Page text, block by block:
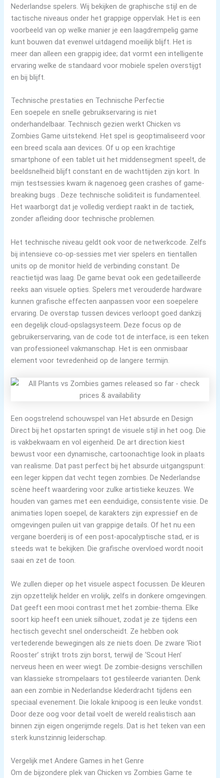
Nederlandse spelers. Wij bekijken de graphische stijl en de
tactische niveaus onder het grappige oppervlak. Het is een
voorbeeld van op welke manier je een laagdrempelig game
kunt bouwen dat evenwel uitdagend moeilijk blijft. Het is
meer dan alleen een grappig idee; dat vormt een intelligente
ervaring welke de standaard voor mobiele spelen overstijgt
en bij blijft.
Technische prestaties en Technische Perfectie
Een soepele en snelle gebruikservaring is niet
onderhandelbaar. Technisch gezien werkt Chicken vs
Zombies Game uitstekend. Het spel is geoptimaliseerd voor
een breed scala aan devices. Of u op een krachtige
smartphone of een tablet uit het middensegment speelt, de
beeldsnelheid blijft constant en de wachttijden zijn kort. In
mijn testsessies kwam ik nagenoeg geen crashes of game-
breaking bugs . Deze technische soliditeit is fundamenteel.
Het waarborgt dat je volledig verdiept raakt in de tactiek,
zonder afleiding door technische problemen.
Het technische niveau geldt ook voor de netwerkcode. Zelfs
bij intensieve co-op-sessies met vier spelers en tientallen
units op de monitor hield de verbinding constant. De
reactietijd was laag. De game bevat ook een gedetailleerde
reeks aan visuele opties. Spelers met verouderde hardware
kunnen grafische effecten aanpassen voor een soepelere
ervaring. De overstap tussen devices verloopt goed dankzij
een degelijk cloud-opslagsysteem. Deze focus op de
gebruikerservaring, van de code tot de interface, is een teken
van professioneel vakmanschap. Het is een onmisbaar
element voor tevredenheid op de langere termijn.
Een oogstrelend schouwspel van Het absurde en Design
Direct bij het opstarten springt de visuele stijl in het oog. Die
is vakbekwaam en vol eigenheid. De art direction kiest
bewust voor een dynamische, cartoonachtige look in plaats
van realisme. Dat past perfect bij het absurde uitgangspunt:
een leger kippen dat vecht tegen zombies. De Nederlandse
scène heeft waardering voor zulke artistieke keuzes. We
houden van games met een eenduidige, consistente visie. De
animaties lopen soepel, de karakters zijn expressief en de
omgevingen puilen uit van grappige details. Of het nu een
vergane boerderij is of een post-apocalyptische stad, er is
steeds wat te bekijken. Die grafische overvloed wordt nooit
saai en zet de toon.
We zullen dieper op het visuele aspect focussen. De kleuren
zijn opzettelijk helder en vrolijk, zelfs in donkere omgevingen.
Dat geeft een mooi contrast met het zombie-thema. Elke
soort kip heeft een uniek silhouet, zodat je ze tijdens een
hectisch gevecht snel onderscheidt. Ze hebben ook
vertederende bewegingen als ze niets doen. De zware ‘Riot
Rooster’ strijkt trots zijn borst, terwijl de ‘Scout Hen’
nerveus heen en weer wiegt. De zombie-designs verschillen
van klassieke strompelaars tot gestileerde varianten. Denk
aan een zombie in Nederlandse klederdracht tijdens een
speciaal evenement. Die lokale knipoog is een leuke vondst.
Door deze oog voor detail voelt de wereld realistisch aan
binnen zijn eigen ongerijmde regels. Dat is het teken van een
sterk kunstzinnig leiderschap.
Vergelijk met Andere Games in het Genre
Om de bijzondere plek van Chicken vs Zombies Game te